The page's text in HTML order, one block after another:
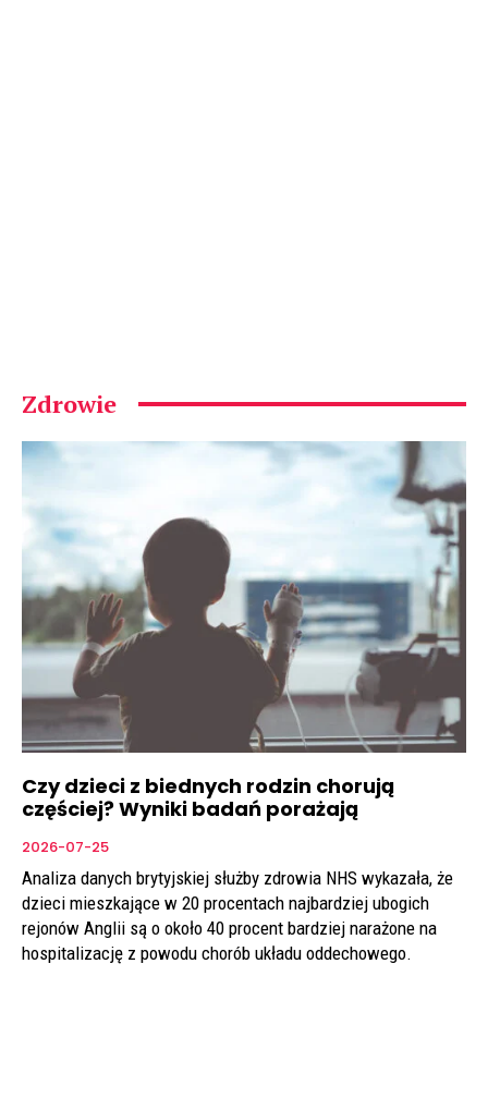
Zdrowie
Czy dzieci z biednych rodzin chorują
częściej? Wyniki badań porażają
2026-07-25
Analiza danych brytyjskiej służby zdrowia NHS wykazała, że
dzieci mieszkające w 20 procentach najbardziej ubogich
rejonów Anglii są o około 40 procent bardziej narażone na
hospitalizację z powodu chorób układu oddechowego.